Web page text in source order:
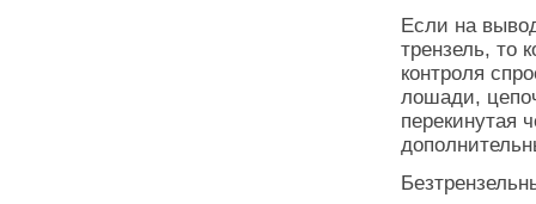
Если на
трензель, то
контроля
лошади,
перекинутая